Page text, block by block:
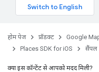
होम पेज प्रॉडक्ट Google
Places SDK for iOS
सैंपल
क्या इस कॉन्टेंट से आपको मदद मिली?